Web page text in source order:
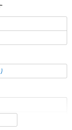
ーパー